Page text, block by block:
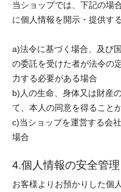
当ショップでは、下記の場
に個人情報を開示・提供す
a)法令に基づく場合、及び
の委託を受けた者が法令の
力する必要がある場合
b)人の生命、身体又は財産
て、本人の同意を得ること
c)当ショップを運営する会
場合
4.個人情報の安全管理
お客様よりお預かりした個